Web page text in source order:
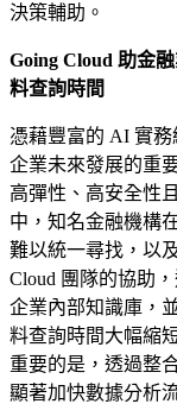
決策輔助。
Going Cloud 助金
料查詢時間
憑藉豐富的 AI 實務
企業未來發展的重
高彈性、高安全性
中，知名金融機構
難以統一尋找，以
Cloud 團隊的協助
企業內部知識庫，
料查詢時間大幅縮
重要的是，透過整
顯著加快數據分析